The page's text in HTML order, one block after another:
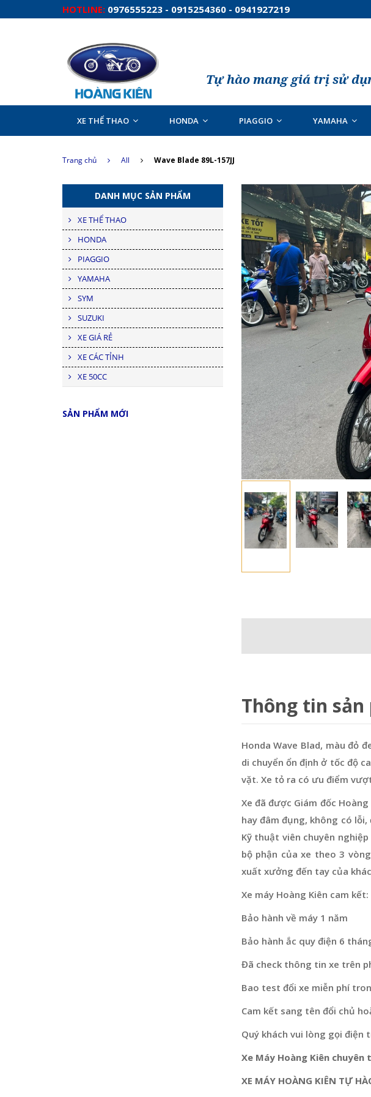
HOTLINE: 0976555223 - 0915254360 - 0941927219
Tự hào mang giá trị sử
XE THỂ THAO HONDA PIAGGIO YAMAHA
Trang chủ All Wave Blade 89L-157JJ
DANH MỤC SẢN PHẨM
XE THỂ THAO
HONDA
PIAGGIO
YAMAHA
SYM
SUZUKI
XE GIÁ RẺ
XE CÁC TỈNH
XE 50CC
SẢN PHẨM MỚI
Thông tin sản
Honda Wave Blad, màu đỏ
di chuyển ổn định ở tốc độ
vặt. Xe tỏ ra có ưu điểm
Xe đã được Giám đốc
hay đâm đụng, không có
Kỹ thuật viên chuyên
bộ phận của xe theo 3
xuất xưởng đến tay của
Xe máy Hoàng Kiên cam kết:
Bảo hành về máy 1 năm
Bảo hành ắc quy điện 6
Đã check thông tin xe trên
Bao test đổi xe miễn phí
Cam kết sang tên đổi chủ
Quý khách vui lòng gọi
Xe Máy Hoàng Kiên
XE MÁY HOÀNG KIÊN TỰ